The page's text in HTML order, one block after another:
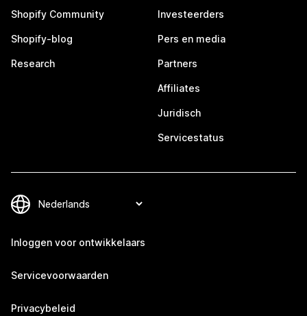
Shopify Community
Shopify-blog
Research
Investeerders
Pers en media
Partners
Affiliates
Juridisch
Servicestatus
Inloggen voor ontwikkelaars
Servicevoorwaarden
Privacybeleid